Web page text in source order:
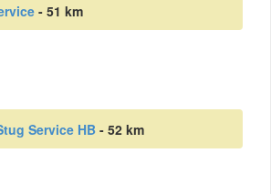
- 51 km
Service HB - 52 km